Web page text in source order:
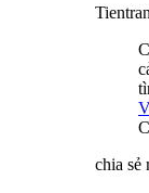
chia sẻ